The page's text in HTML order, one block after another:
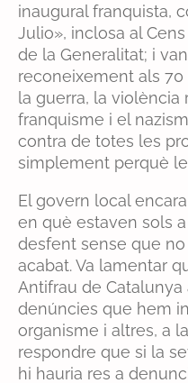
inaugural franquista,
Julio», inclosa al
de la Generalitat; i
reconeixement als
la guerra, la violència
franquisme i el
contra de totes les
simplement perquè
El govern local
en què estaven sols
desfent sense que no
acabat. Va lamentar
Antifrau de Catalunya
denúncies que hem
organisme i altres, a
respondre que si la
hi hauria res a